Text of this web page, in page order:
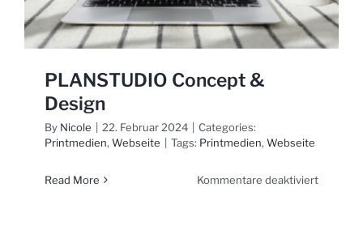
PLANSTUDIO Concept &
Design
By Nicole 22. Februar 2024
Categories:
Printmedien, Webseite Tags: Printmedien, Webseite
Read More Kommentare deaktiviertfür